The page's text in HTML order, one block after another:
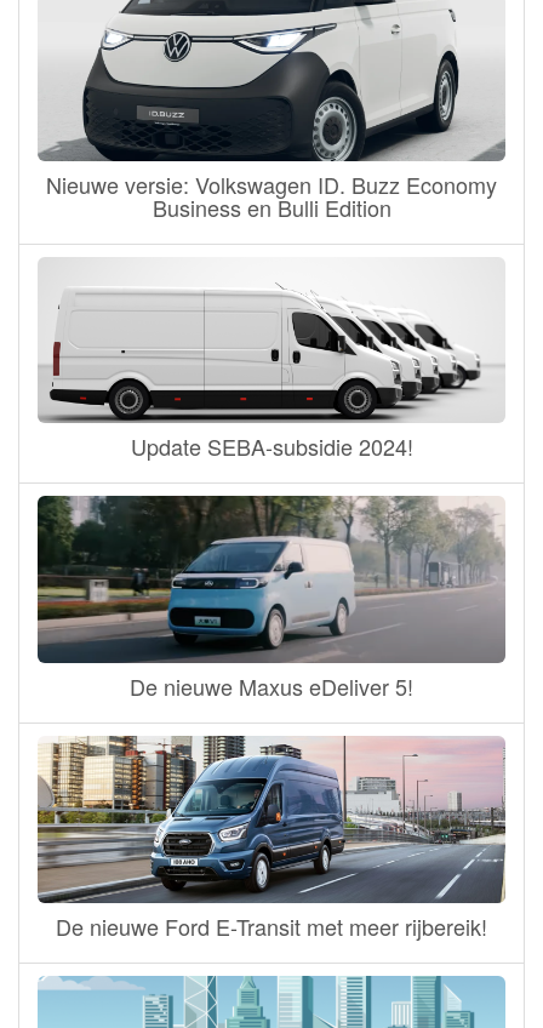
Nieuwe versie: Volkswagen ID. Buzz Economy
Business en Bulli Edition
Update SEBA-subsidie 2024!
De nieuwe Maxus eDeliver 5!
De nieuwe Ford E-Transit met meer rijbereik!